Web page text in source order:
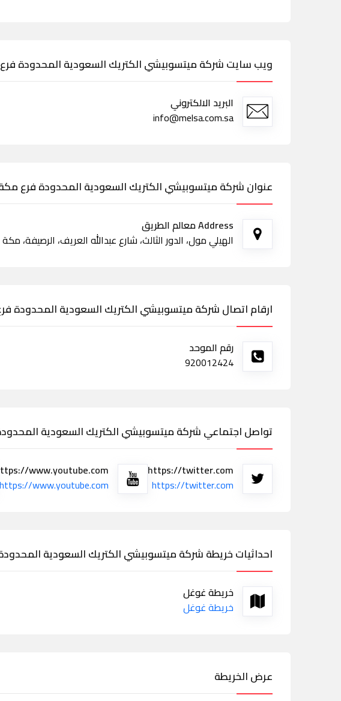
ويب سايت شركة ميتسوبيشي الكتريك السعودية المحدودة
البريد الالكتروني
info@melsa.com.sa
عنوان شركة ميتسوبيشي الكتريك السعودية المحدودة فرع
Address معالم الطريق
الهيلي مول، الدور الثالث، شارع عبدالله العريف، الرصيفة،
ارقام اتصال شركة ميتسوبيشي الكتريك السعودية المحدودة
رقم الموحد
920012424
تواصل اجتماعي شركة ميتسوبيشي الكتريك السعودية
https://twitter.com
https://twitter.com
www.youtube.com
https://www.youtube.com
احداثيات خريطة شركة ميتسوبيشي الكتريك السعودية
خريطة غوغل
خريطة غوغل
عرض الخريطة